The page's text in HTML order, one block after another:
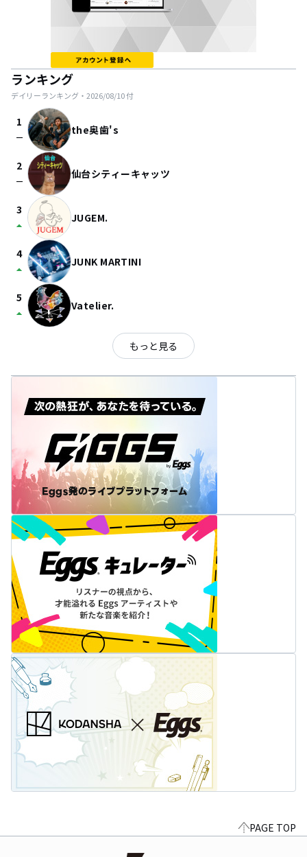
ランキング
デイリーランキング・ 2026/08/10付
1
check_indeterminate_small the奥歯's
2
check_indeterminate_small 仙台シティーキャッツ
3
arrow_drop_up JUGEM.
4
arrow_drop_up JUNK MARTINI
5
arrow_drop_up Vatelier.
もっと見る
PAGE TOP